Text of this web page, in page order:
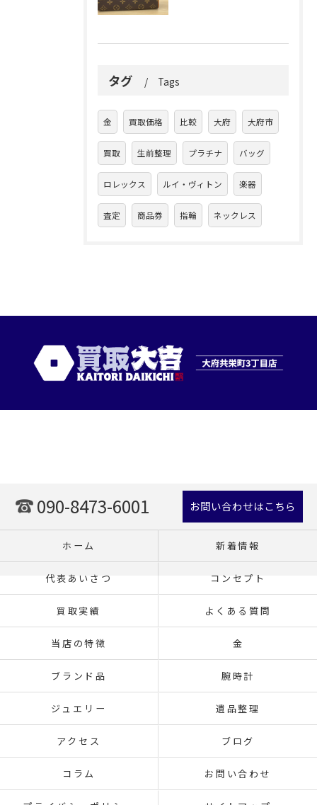
タグ Tags
金 買取価格 比較 大府 大府市
買取 生前整理 プラチナ バッグ
ロレックス ルイ・ヴィトン 楽器
査定 商品券 指輪 ネックレス
090-8473-6001 お問い合わせはこちら
ホーム 新着情報
代表あいさつ コンセプト
買取実績 よくある質問
当店の特徴 金
ブランド品 腕時計
ジュエリー 遺品整理
アクセス ブログ
コラム お問い合わせ